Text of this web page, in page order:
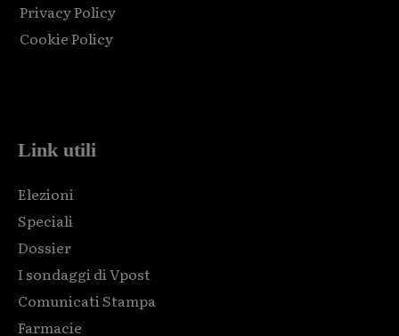
Privacy Policy
Cookie Policy
Link utili
Elezioni
Speciali
Dossier
I sondaggi di Vpost
Comunicati Stampa
Farmacie